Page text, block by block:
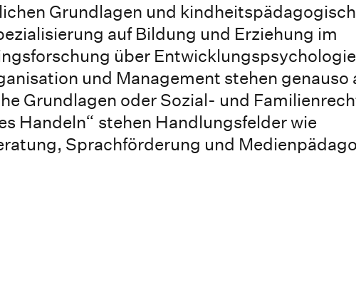
Grundlagen und
auf Bildung und Erziehung im
über
und Management stehen genauso
Grundlagen oder Sozial- und
Handeln“ stehen Handlungsfelder wie
Sprachförderung und